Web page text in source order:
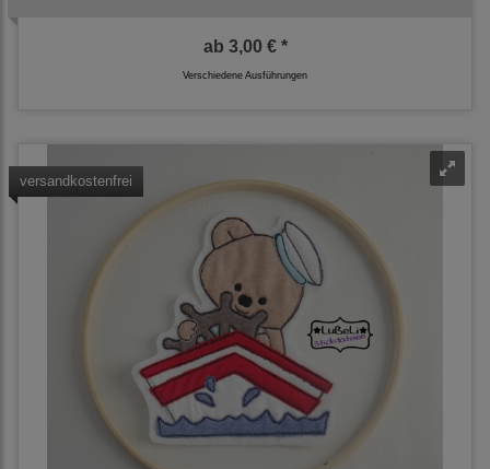
ab 3,00 € *
Verschiedene Ausführungen
versandkostenfrei